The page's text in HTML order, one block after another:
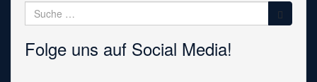
Suche
nach:
Folge uns auf Social Media!